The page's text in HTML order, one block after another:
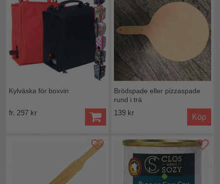
Kylväska för boxvin
fr. 297 kr
Brödspade eller pizzaspade
rund i trä
139 kr
Köp